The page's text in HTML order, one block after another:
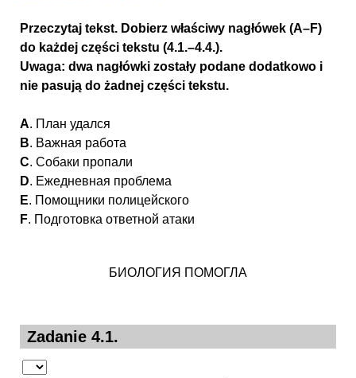
Przeczytaj tekst. Dobierz właściwy nagłówek (A–F)
do każdej części tekstu (4.1.–4.4.).
Uwaga: dwa nagłówki zostały podane dodatkowo i
nie pasują do żadnej części tekstu.
A. План удался
B. Важная работа
C. Собаки пропали
D. Ежедневная проблема
E. Помощники полицейского
F. Подготовка ответной атаки
БИОЛОГИЯ ПОМОГЛА
Zadanie 4.1.